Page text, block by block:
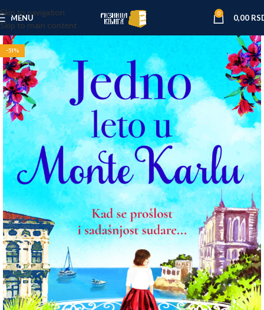
Skip to navigation
Skip to main content
MENU 0 0,00
-51%